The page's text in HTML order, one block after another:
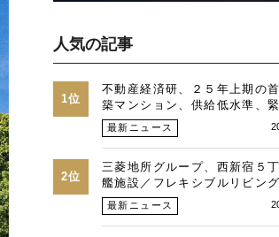
人気の記事
1位
不動産経済研、２５年上期の
築マンション、供給低水準、
時並み、価格最高値、２３区
１・３億円に
最新ニュース
2位
三菱地所グループ、西新宿５
艦施設／フレキシブルリビン
発物件全４９戸
最新ニュース